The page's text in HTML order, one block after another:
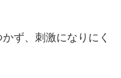
ず、刺激になりにく